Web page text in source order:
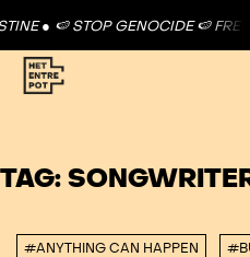
● 🍉 STOP GENOCIDE 🍉 FREE
TAG:
#ANYTHING CAN HAPPEN